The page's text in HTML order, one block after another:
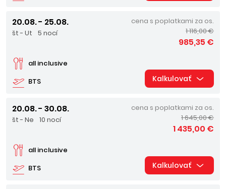
20.08. - 25.08.
št - Ut 5 nocí
BTS
all inclusive
cena s poplatkami za os.
1 116,00 €
985,35 €
Kalkulovať
20.08. - 30.08.
št - Ne 10 nocí
BTS
all inclusive
cena s poplatkami za os.
1 645,00 €
1 435,00 €
Kalkulovať